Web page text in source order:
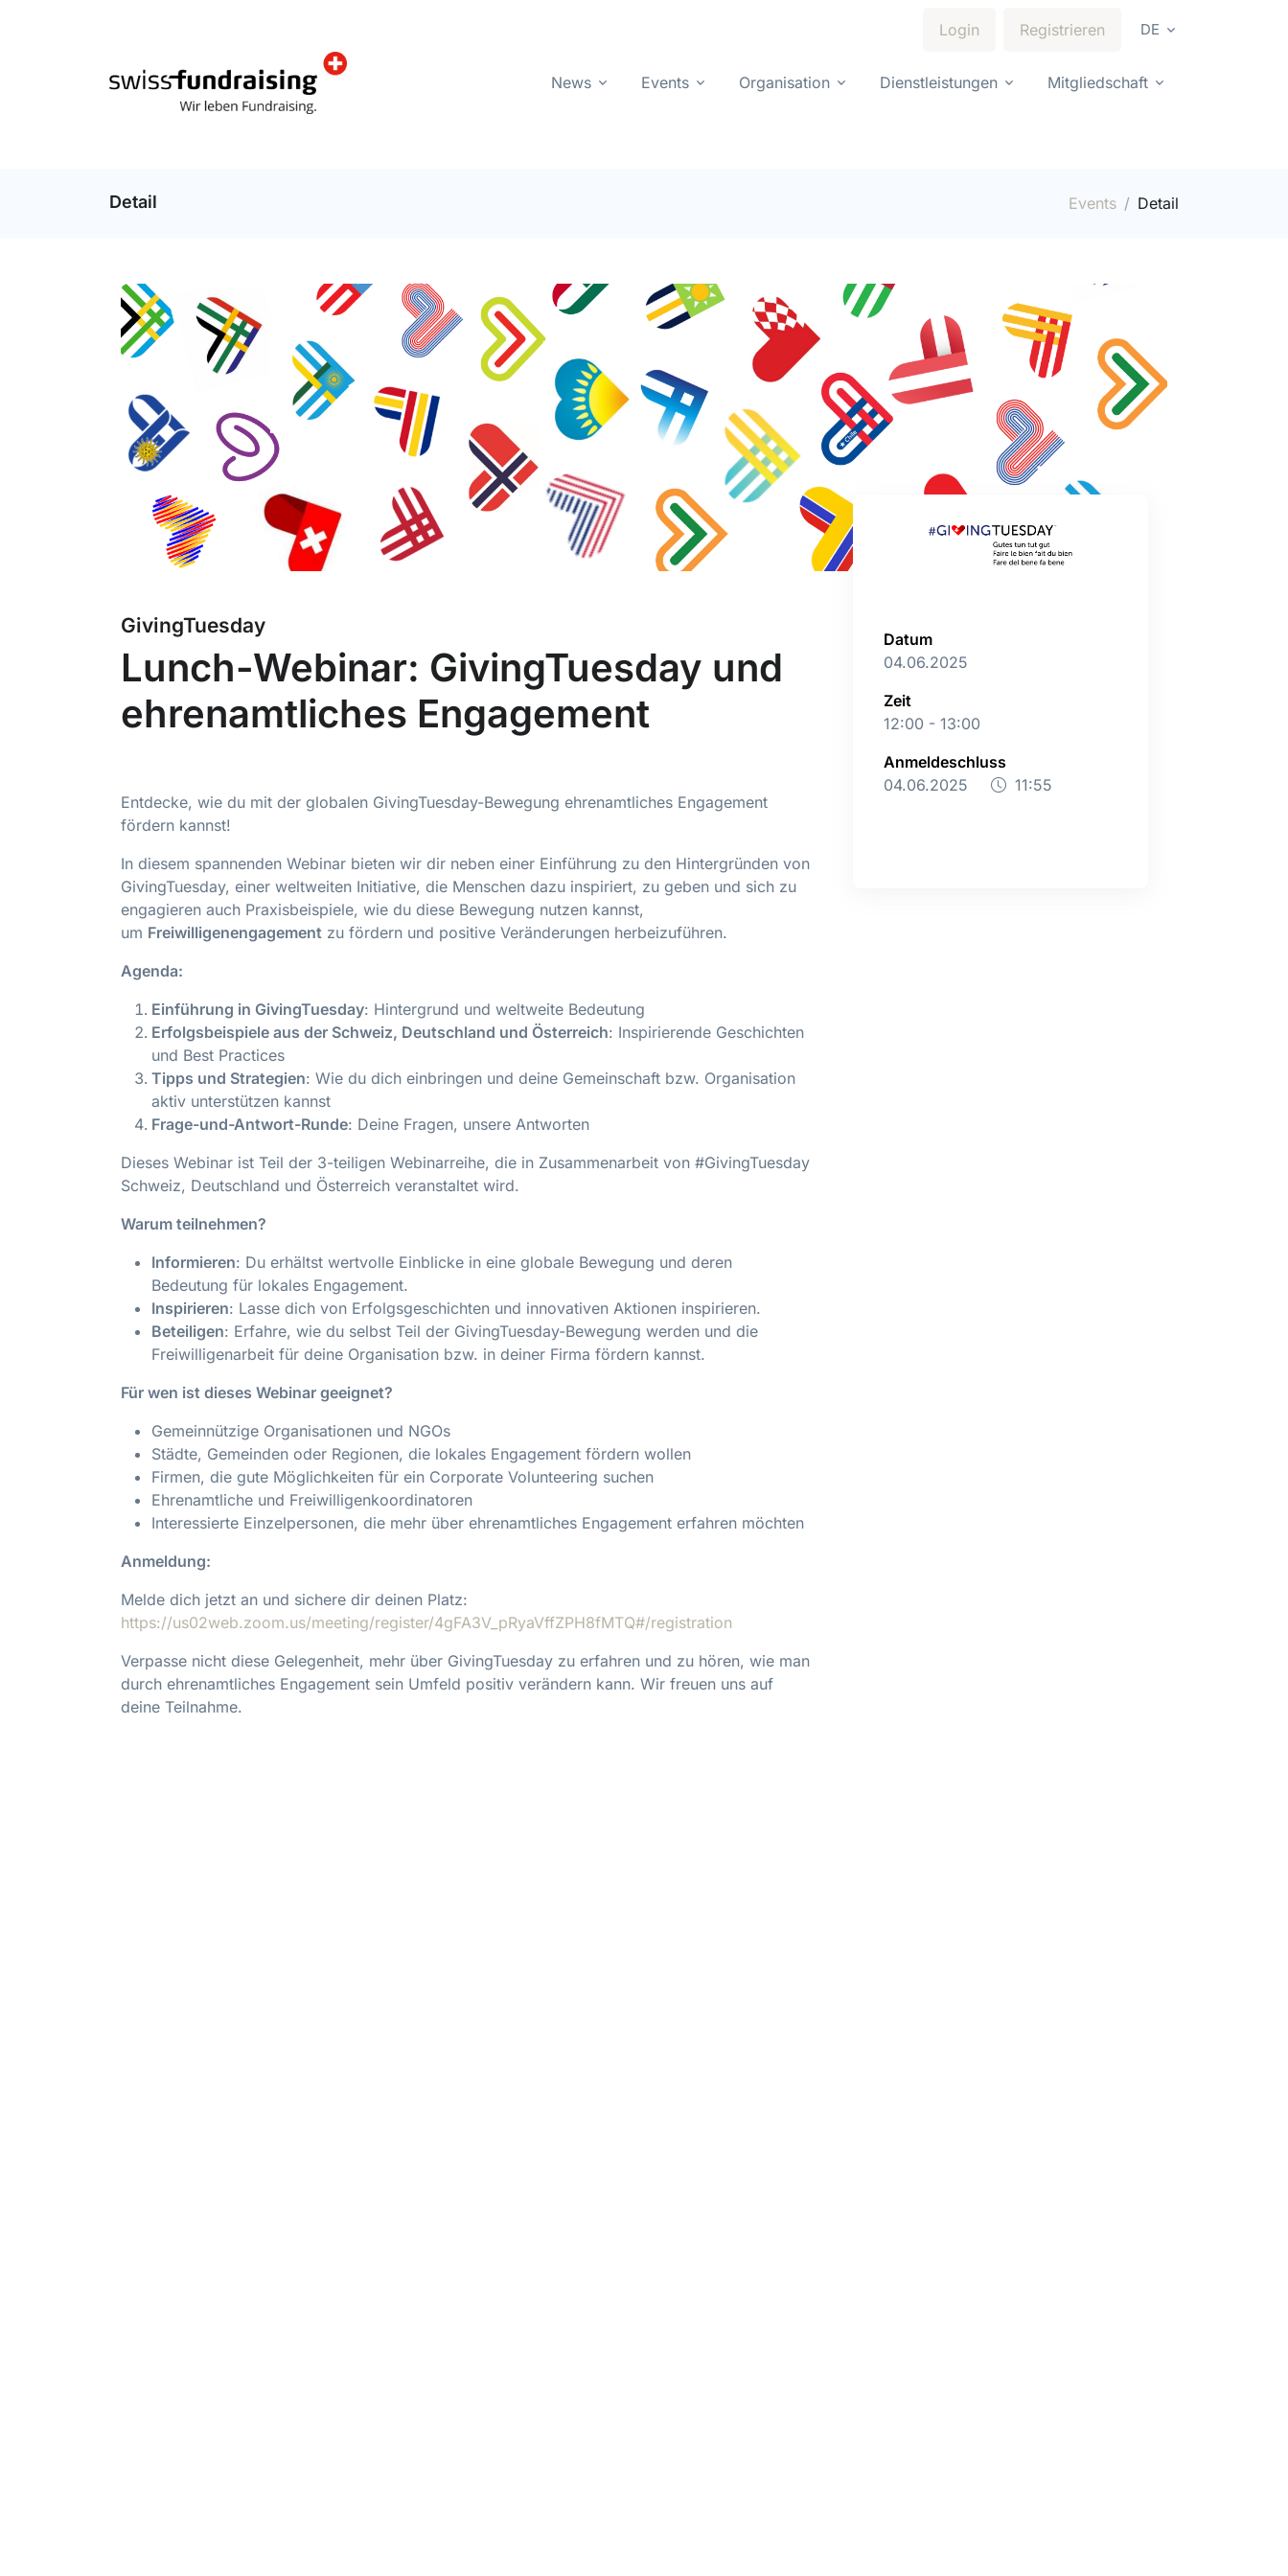
Login Registrieren DE
News Events Organisation Dienstleistungen Mitgliedschaft
Detail Events Detail
GivingTuesday
Lunch-Webinar: GivingTuesday und
ehrenamtliches Engagement
Entdecke, wie du mit der globalen GivingTuesday-Bewegung ehrenamtliches Engagement
fördern kannst!
In diesem spannenden Webinar bieten wir dir neben einer Einführung zu den Hintergründen von
GivingTuesday, einer weltweiten Initiative, die Menschen dazu inspiriert, zu geben und sich zu
engagieren auch Praxisbeispiele, wie du diese Bewegung nutzen kannst,
um Freiwilligenengagement zu fördern und positive Veränderungen herbeizuführen.
Agenda:
Einführung in GivingTuesday: Hintergrund und weltweite Bedeutung
Erfolgsbeispiele aus der Schweiz, Deutschland und Österreich: Inspirierende Geschichten
und Best Practices
Tipps und Strategien: Wie du dich einbringen und deine Gemeinschaft bzw. Organisation
aktiv unterstützen kannst
Frage-und-Antwort-Runde: Deine Fragen, unsere Antworten
Dieses Webinar ist Teil der 3-teiligen Webinarreihe, die in Zusammenarbeit von #GivingTuesday
Schweiz, Deutschland und Österreich veranstaltet wird.
Warum teilnehmen?
Informieren: Du erhältst wertvolle Einblicke in eine globale Bewegung und deren
Bedeutung für lokales Engagement.
Inspirieren: Lasse dich von Erfolgsgeschichten und innovativen Aktionen inspirieren.
Beteiligen: Erfahre, wie du selbst Teil der GivingTuesday-Bewegung werden und die
Freiwilligenarbeit für deine Organisation bzw. in deiner Firma fördern kannst.
Für wen ist dieses Webinar geeignet?
Gemeinnützige Organisationen und NGOs
Städte, Gemeinden oder Regionen, die lokales Engagement fördern wollen
Firmen, die gute Möglichkeiten für ein Corporate Volunteering suchen
Ehrenamtliche und Freiwilligenkoordinatoren
Interessierte Einzelpersonen, die mehr über ehrenamtliches Engagement erfahren möchten
Anmeldung:
Melde dich jetzt an und sichere dir deinen Platz:
https://us02web.zoom.us/meeting/register/4gFA3V_pRyaVffZPH8fMTQ#/registration
Verpasse nicht diese Gelegenheit, mehr über GivingTuesday zu erfahren und zu hören, wie man
durch ehrenamtliches Engagement sein Umfeld positiv verändern kann. Wir freuen uns auf
deine Teilnahme.
Datum
04.06.2025
Zeit
12:00 - 13:00
Anmeldeschluss
04.06.2025
11:55